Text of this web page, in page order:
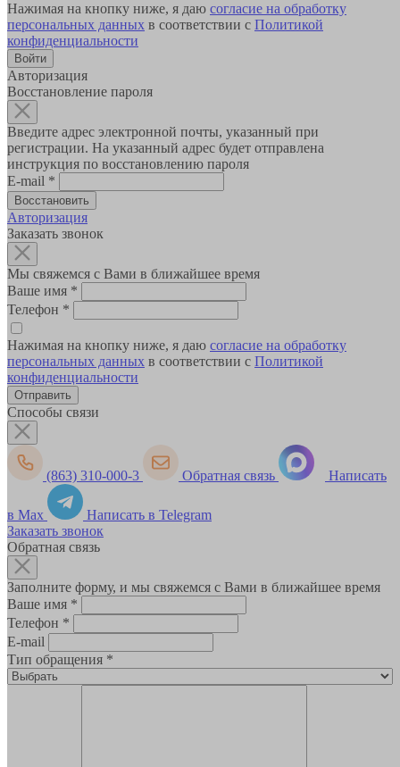
Нажимая на кнопку ниже, я даю согласие на обработку
персональных данных в соответствии с Политикой
конфиденциальности
Авторизация
Восстановление пароля
Введите адрес электронной почты, указанный при
регистрации. На указанный адрес будет отправлена
инструкция по восстановлению пароля
E-mail *
Авторизация
Заказать звонок
Мы свяжемся с Вами в ближайшее время
Ваше имя *
Телефон *
Нажимая на кнопку ниже, я даю согласие на обработку
персональных данных в соответствии с Политикой
конфиденциальности
Способы связи
(863) 310-000-3 Обратная связь Написать
в Max
Написать в Telegram
Заказать звонок
Обратная связь
Заполните форму, и мы свяжемся с Вами в ближайшее время
Ваше имя *
Телефон *
E-mail
Тип обращения *